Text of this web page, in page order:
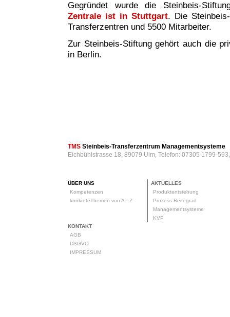
Gegründet wurde die Steinbeis-
Zentrale ist in Stuttgart. Die
Transferzentren und 5500 Mitarbeiter.
Zur Steinbeis-Stiftung gehört auch die
in Berlin.
TMS Steinbeis-Transferzentrum Managementsysteme
Eichbühlstrasse 18, 89079 Ulm, Telefon: 07305 1799-
ÜBER UNS
Kompetenzen
konkreteThemen von A...Z
AKTUELLES
Produktentstehung
Prozess-Reifegrad
Managementsysteme
KVP
KONTAKT
AGB
DSGVO
IMPRESSUM